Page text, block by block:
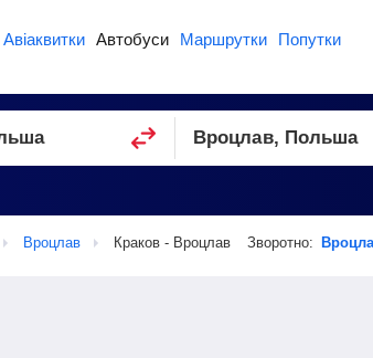
Авіаквитки Автобуси Маршрутки Попутки
Вроцлав Краков - Вроцлав Зворотно: